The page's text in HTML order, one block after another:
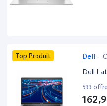
Top Produit Dell -
Dell
533